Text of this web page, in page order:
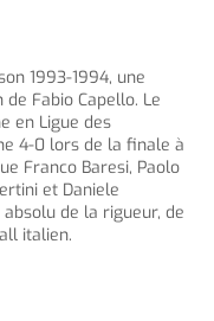
1993-1994, une
Fabio Capello. Le
en Ligue des
4-0 lors de la finale à
Franco Baresi, Paolo
et Daniele
de la rigueur, de
italien.